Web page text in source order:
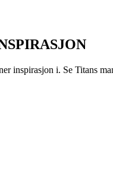
inspirasjon i. Se Titans